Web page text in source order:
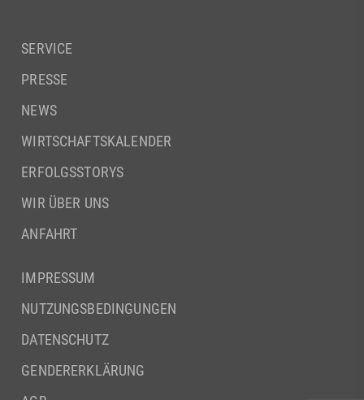
SERVICE
PRESSE
NEWS
WIRTSCHAFTSKALENDER
ERFOLGSSTORYS
WIR ÜBER UNS
ANFAHRT
IMPRESSUM
NUTZUNGSBEDINGUNGEN
DATENSCHUTZ
GENDERERKLÄRUNG